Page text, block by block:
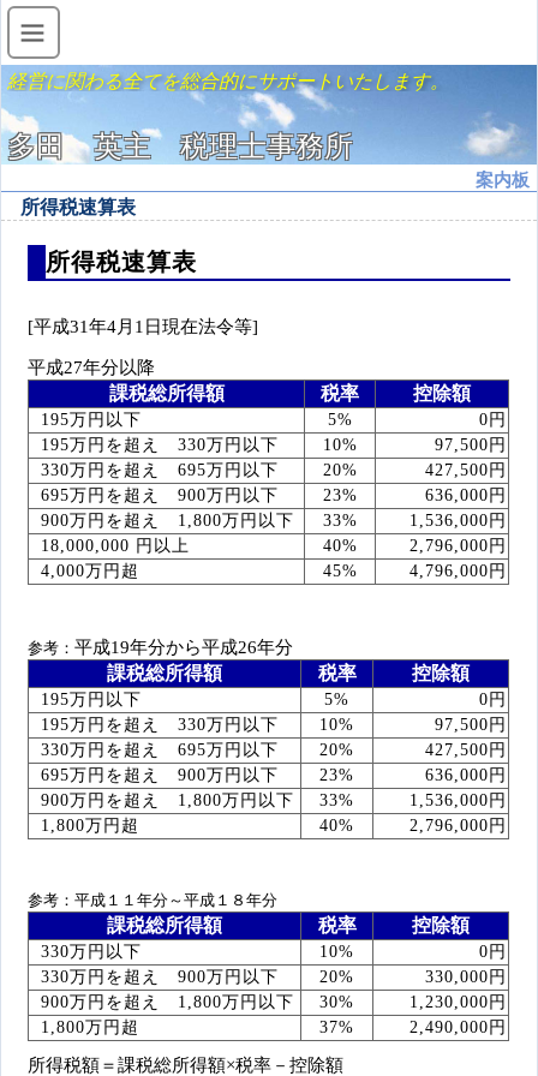
多田 英主 税理士事務所
経営に関わる全てを総合的にサポートいたします。
案内板
所得税速算表
所得税速算表
[平成31年4月1日現在法令等]
平成27年分以降
課税総所得額 税率 控除額
195万円以下 5%
0円
195万円を超え 330万円以下
10%
97,500円
330万円を超え 695万円以下
20%
427,500円
695万円を超え 900万円以下
23%
636,000円
900万円を超え 1,800万円以下
33%
1,536,000円
18,000,000 円以上
40%
2,796,000円
4,000万円超
45% 4,796,000円
参考：平成19年分から平成26年分
課税総所得額 税率 控除額
195万円以下 5%
0円
195万円を超え 330万円以下
10%
97,500円
330万円を超え 695万円以下
20%
427,500円
695万円を超え 900万円以下
23%
636,000円
900万円を超え 1,800万円以下
33%
1,536,000円
1,800万円超
40% 2,796,000円
参考：平成１１年分～平成１８年分
課税総所得額 税率 控除額
330万円以下 10%
0円
330万円を超え 900万円以下
20%
330,000円
900万円を超え 1,800万円以下
30%
1,230,000円
1,800万円超
37% 2,490,000円
所得税額＝課税総所得額×税率－控除額